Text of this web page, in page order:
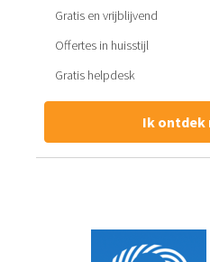
Gratis en vrijblijvend
Offertes in huisstijl
Gratis helpdesk
Ik ontdek